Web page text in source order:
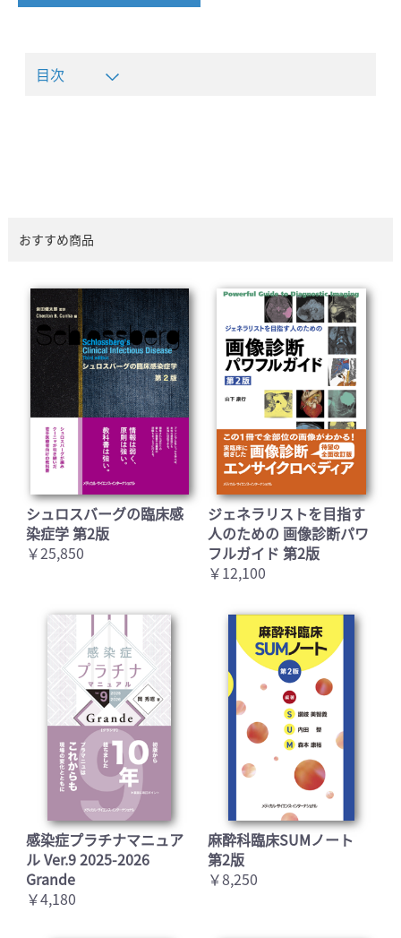
目次
おすすめ商品
シュロスバーグの臨床感
染症学 第2版
￥25,850
ジェネラリストを目指す
人のための 画像診断パワ
フルガイド 第2版
￥12,100
感染症プラチナマニュア
ル Ver.9 2025-2026
Grande
￥4,180
麻酔科臨床SUMノート
第2版
￥8,250